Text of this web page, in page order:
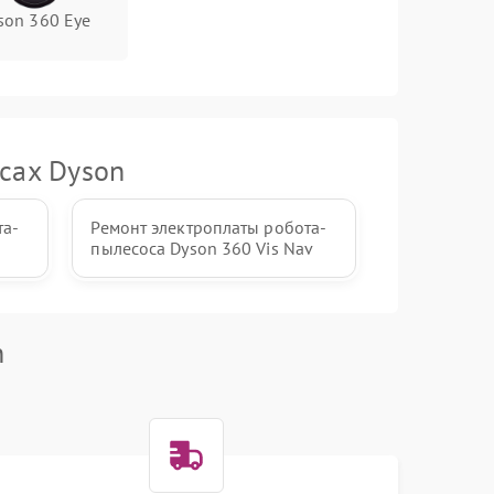
360 Eye
Dyson
Ремонт электроплаты робота-
пылесоса Dyson 360 Vis Nav